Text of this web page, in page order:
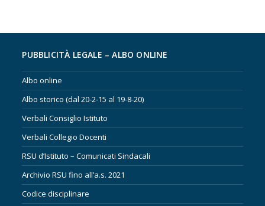
PUBBLICITÀ LEGALE – ALBO ONLINE
Albo online
Albo storico (dal 20-2-15 al 19-8-20)
Verbali Consiglio Istituto
Verbali Collegio Docenti
RSU d’Istituto – Comunicati Sindacali
Archivio RSU fino all’a.s. 2021
Codice disciplinare